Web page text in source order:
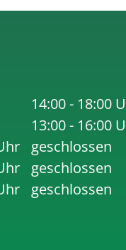
14:00 - 18:00
13:00 - 16:00
geschlossen
geschlossen
geschlossen